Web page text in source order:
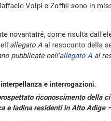
Volpi e Zoffili sono in
novantatré, come risulta
allegato A al resoconto della
pubblicate nell'allegato A al
e interrogazioni.
riconoscimento della
e ladina residenti in Alto Adige